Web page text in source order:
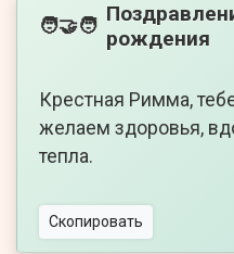
🧑‍🤝‍🧑 рождения
Крестная Римма,
желаем здоровья,
тепла.
Скопировать